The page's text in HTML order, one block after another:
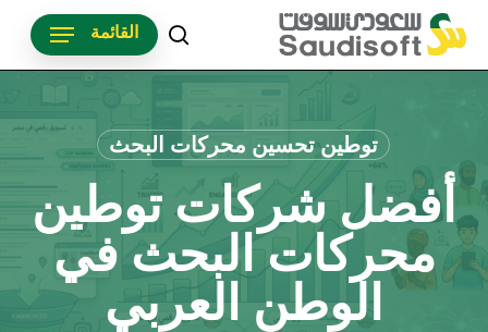
search
القائمة
توطين تحسين محركات البحث
أفضل شركات توطين
محركات البحث في
الوطن العربي